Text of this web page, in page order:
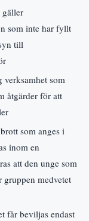
gäller
som inte har fyllt
till
verksamhet som
åtgärder för att
som anges i
inom en
att den unge som
medvetet
får beviljas endast